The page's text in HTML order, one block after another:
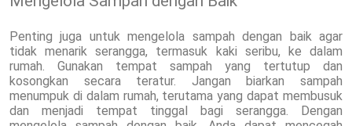
Penting juga untuk mengelola sampah dengan baik agar
tidak menarik serangga, termasuk kaki seribu, ke dalam
rumah. Gunakan tempat sampah yang tertutup dan
kosongkan secara teratur. Jangan biarkan sampah
menumpuk di dalam rumah, terutama yang dapat membusuk
dan menjadi tempat tinggal bagi serangga. Dengan